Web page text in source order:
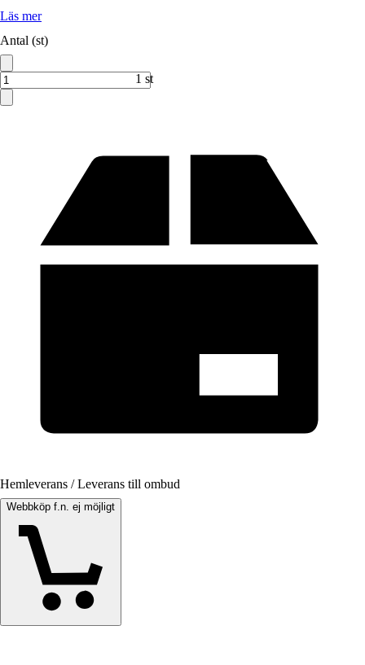
Läs mer
Antal (st)
1 st
Hemleverans / Leverans till ombud
Webbköp f.n. ej möjligt